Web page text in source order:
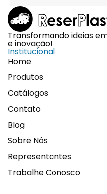
Transformando ideias
e inovação!
Institucional
Home
Produtos
Catálogos
Contato
Blog
Sobre Nós
Representantes
Trabalhe Conosco